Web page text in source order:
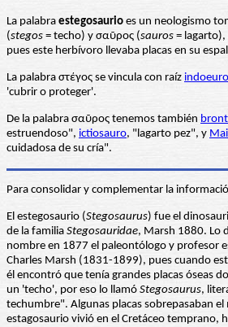
La palabra estegosaurio es un neologismo
(stegos = techo) y σαῦρος (sauros =
pues este herbívoro llevaba placas en su
La palabra στέγος se vincula con raíz
'cubrir o proteger'.
De la palabra σαῦρος tenemos también
estruendoso", ictiosauro, "lagarto pez", y
cuidadosa de su cría".
Para consolidar y complementar la
El estegosaurio (Stegosaurus) fue el
de la familia Stegosauridae, Marsh 1880. Lo
nombre en 1877 el paleontólogo y profesor
Charles Marsh (1831-1899), pues cuando
él encontró que tenía grandes placas óseas
un 'techo', por eso lo llamó Stegosaurus,
techumbre". Algunas placas sobrepasaban el
estagosaurio vivió en el Cretáceo temprano,